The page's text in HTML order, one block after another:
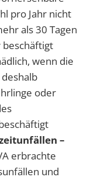
pro Jahr nicht
als 30 Tagen
beschäftigt
wenn die
oder
–
erbrachte
und